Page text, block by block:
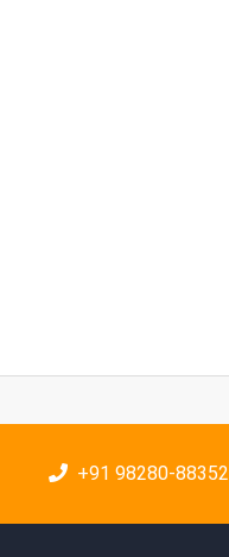
+91 98280-88352